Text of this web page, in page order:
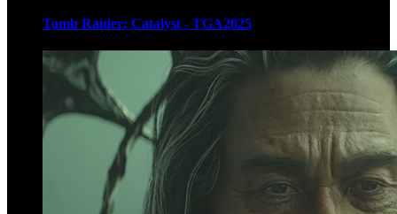
Tomb Raider: Catalyst - TGA2025